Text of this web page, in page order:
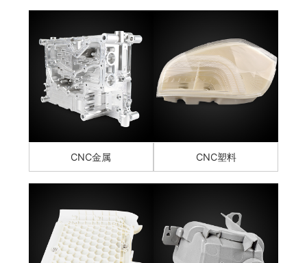
CNC金属 CNC塑料